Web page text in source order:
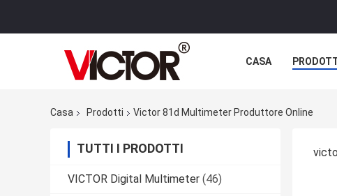
CASA
Casa Prodotti Victor 81d Multimeter Produttore Online
TUTTI I PRODOTTI
VICTOR Digital Multimeter (46)